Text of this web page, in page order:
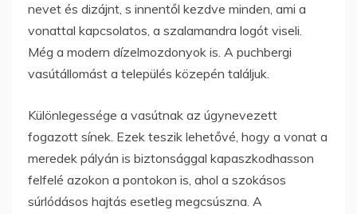
nevet és dizájnt, s innentől kezdve minden, ami a
vonattal kapcsolatos, a szalamandra logót viseli.
Még a modern dízelmozdonyok is. A puchbergi
vasútállomást a település közepén találjuk.
Különlegessége a vasútnak az úgynevezett
fogazott sínek. Ezek teszik lehetővé, hogy a vonat a
meredek pályán is biztonsággal kapaszkodhasson
felfelé azokon a pontokon is, ahol a szokásos
súrlódásos hajtás esetleg megcsúszna. A